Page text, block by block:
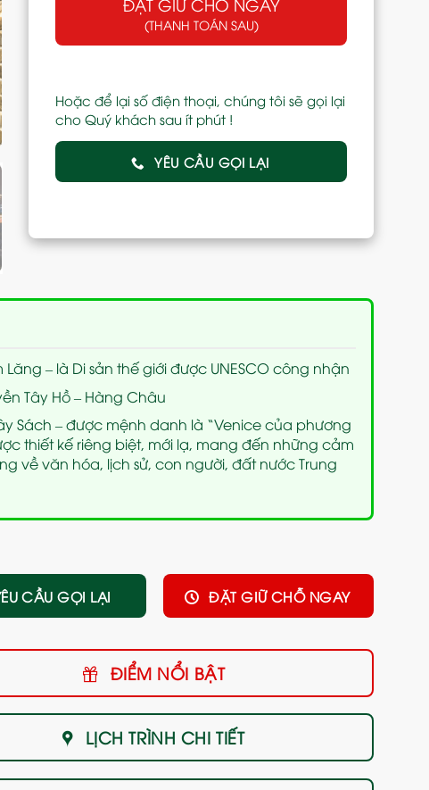
(THANH TOÁN SAU)
Hoặc để lại số điện thoại, chúng tôi sẽ gọi lại
cho Quý khách sau ít phút !
YÊU CẦU GỌI LẠI
Lăng – là Di sản thế giới được UNESCO công nhận
Tây Hồ – Hàng Châu
Sách – được mệnh danh là “Venice của phương
thiết kế riêng biệt, mới lạ, mang đến những cảm
về văn hóa, lịch sử, con người, đất nước Trung
CẦU GỌI LẠI ĐẶT GIỮ CHỖ NGAY
ĐIỂM NỔI BẬT
LỊCH TRÌNH CHI TIẾT